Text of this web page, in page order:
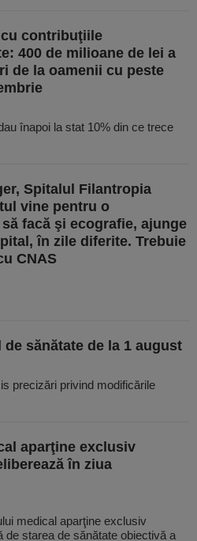
contribuţiile
400 de milioane de lei a
de la oamenii cu peste
înapoi la stat 10% din ce trece
Spitalul Filantropia
vine pentru o
facă şi ecografie, ajunge
în zile diferite. Trebuie
CNAS
sănătate de la 1 august
precizări privind modificările
aparţine exclusiv
în ziua
medical aparţine exclusiv
de starea de sănătate obiectivă a